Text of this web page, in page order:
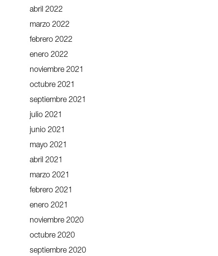
abril 2022
marzo 2022
febrero 2022
enero 2022
noviembre 2021
octubre 2021
septiembre 2021
julio 2021
junio 2021
mayo 2021
abril 2021
marzo 2021
febrero 2021
enero 2021
noviembre 2020
octubre 2020
septiembre 2020